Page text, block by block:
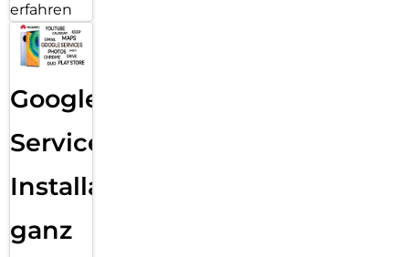
erfahren
Google
Services
Installation
ganz